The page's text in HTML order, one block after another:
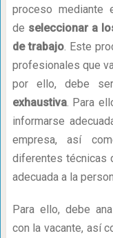
proceso mediante
de seleccionar a
de trabajo. Este
profesionales que
por ello, debe
exhaustiva. Para
informarse
empresa, así
diferentes técnicas
adecuada a la
Para ello, debe
con la vacante, así